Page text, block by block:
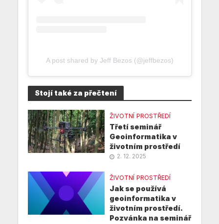
A post shared by Jeff Bezos (@jeffbezos)
Stojí také za přečtení
ŽIVOTNÍ PROSTŘEDÍ
Třetí seminář
Geoinformatika v
životním prostředí
2. 12. 2025
ŽIVOTNÍ PROSTŘEDÍ
Jak se používá
geoinformatika v
životním prostředí.
Pozvánka na seminář